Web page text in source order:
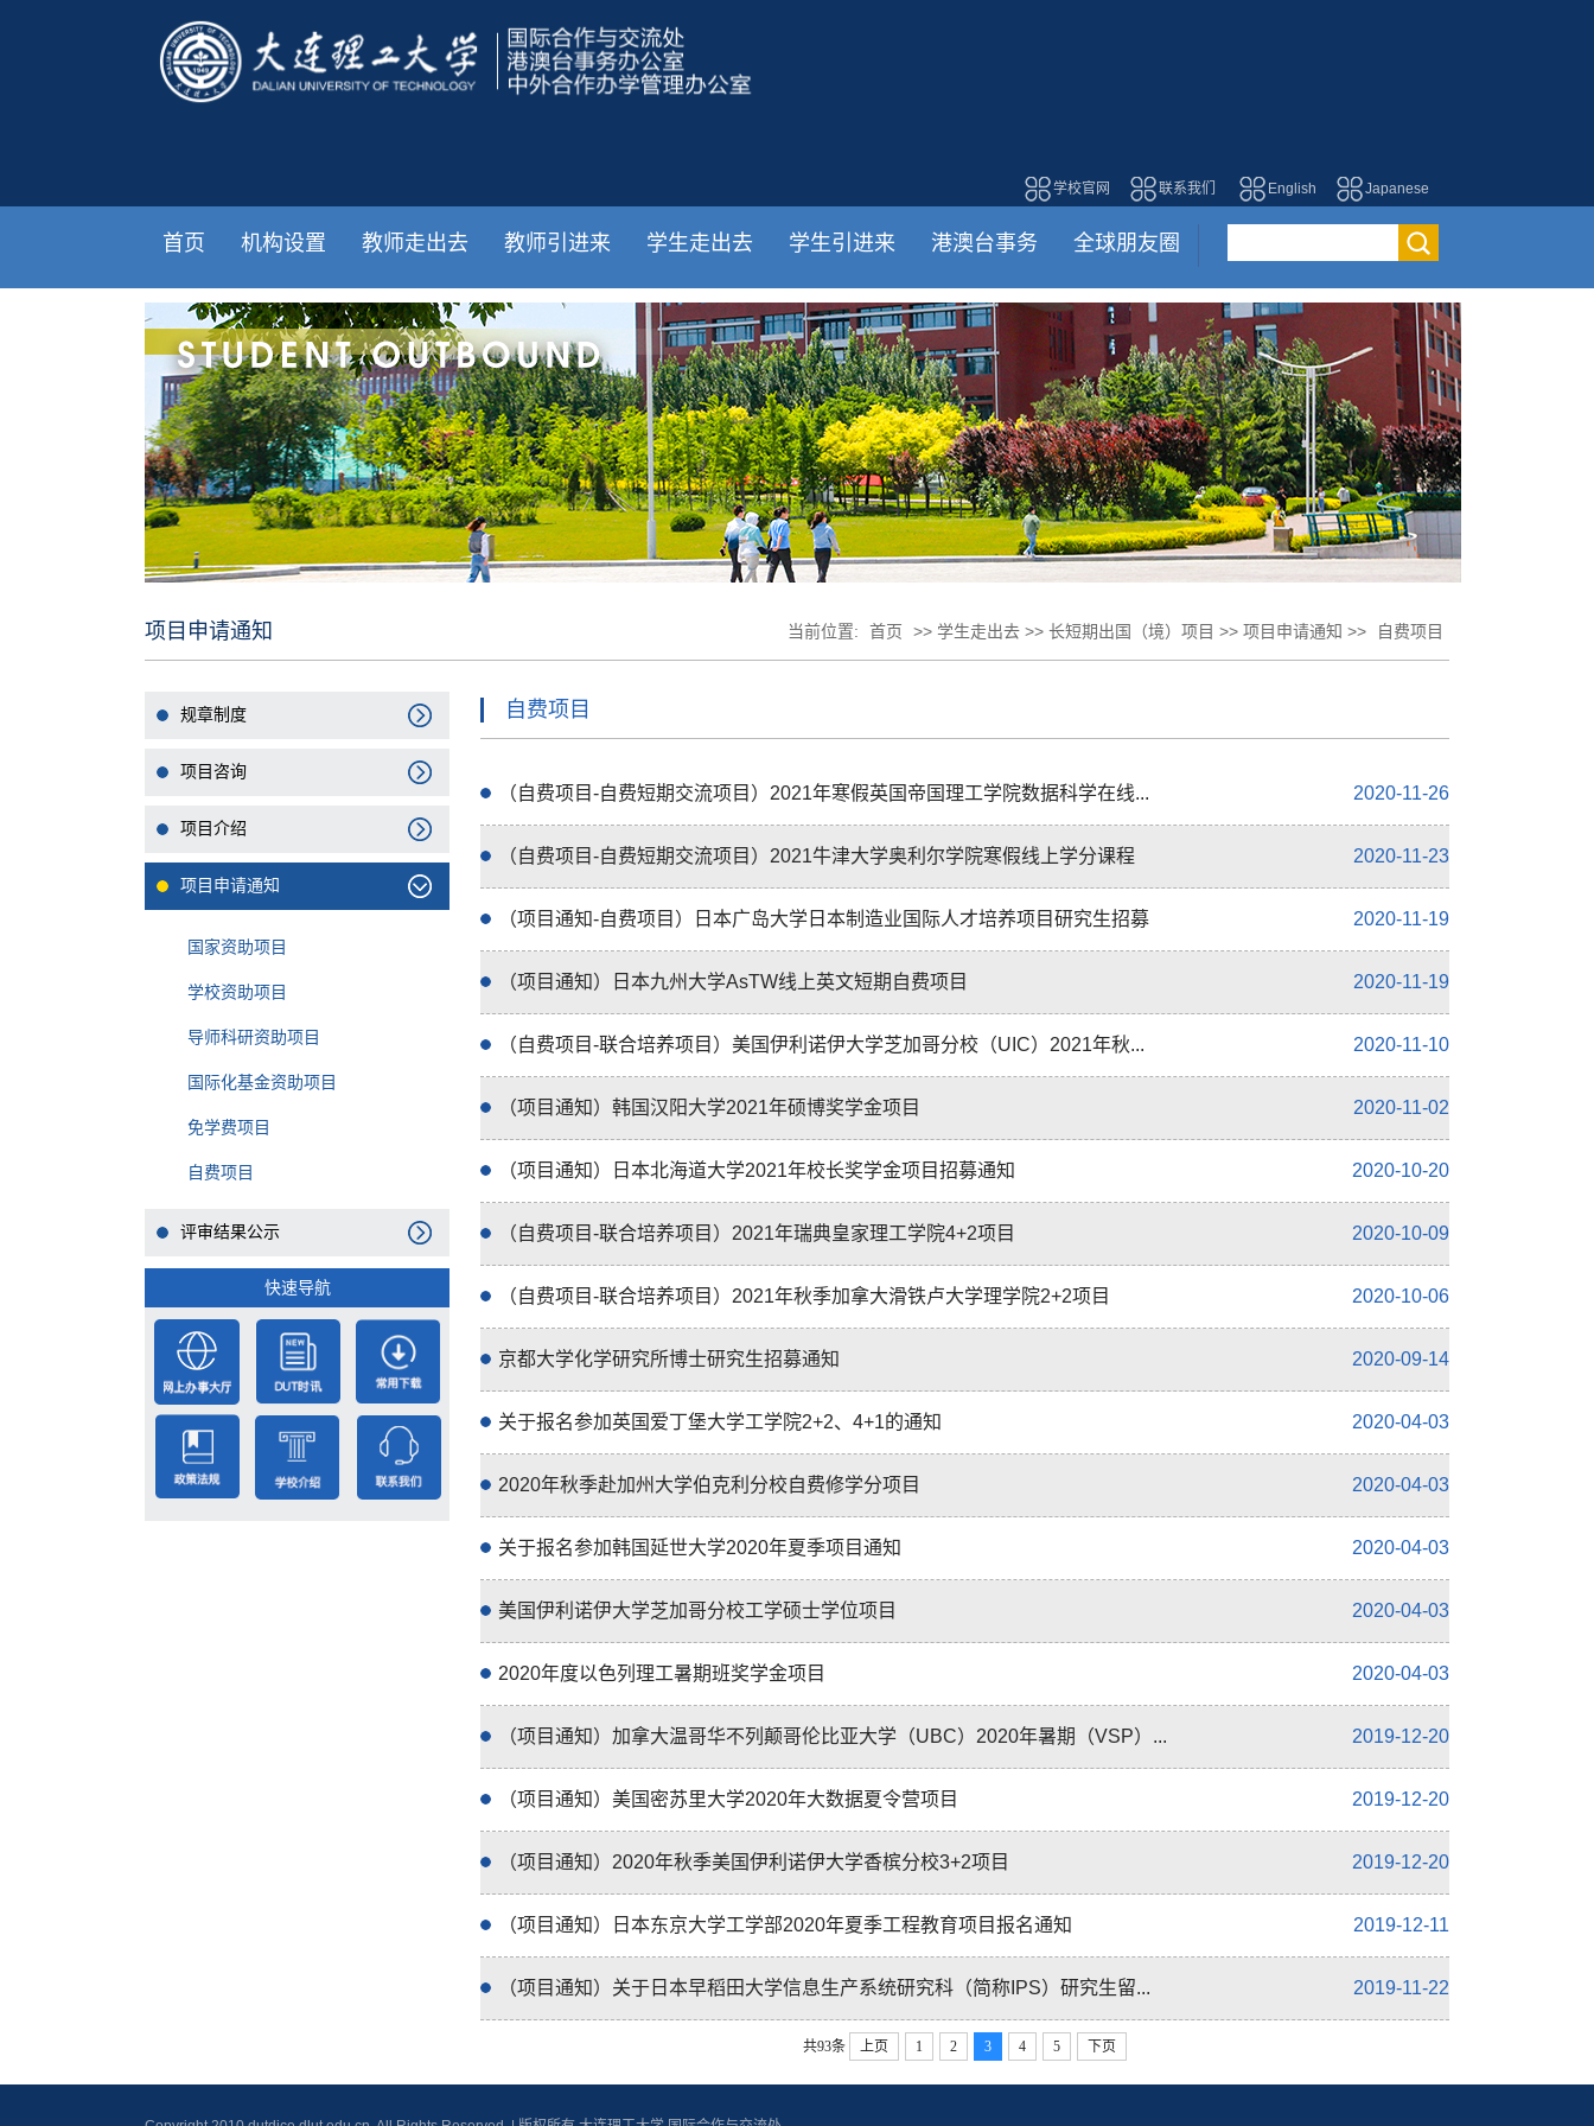
学校官网 联系我们 English Japanese
首页 机构设置 教师走出去 教师引进来 学生走出去 学生引进来 港澳台事务 全球朋友圈
项目申请通知 当前位置: 首页 >> 学生走出去 >> 长短期出国（境）项目 >> 项目申请通知 >> 自费项目
规章制度
项目咨询
项目介绍
项目申请通知
国家资助项目
学校资助项目
导师科研资助项目
国际化基金资助项目
免学费项目
自费项目
评审结果公示
快速导航
自费项目
2020-11-26
（自费项目-自费短期交流项目）2021年寒假英国帝国理工学院数据科学在线...
2020-11-23
（自费项目-自费短期交流项目）2021牛津大学奥利尔学院寒假线上学分课程
2020-11-19
（项目通知-自费项目）日本广岛大学日本制造业国际人才培养项目研究生招募
2020-11-19
（项目通知）日本九州大学AsTW线上英文短期自费项目
2020-11-10
（自费项目-联合培养项目）美国伊利诺伊大学芝加哥分校（UIC）2021年秋...
2020-11-02
（项目通知）韩国汉阳大学2021年硕博奖学金项目
2020-10-20
（项目通知）日本北海道大学2021年校长奖学金项目招募通知
2020-10-09
（自费项目-联合培养项目）2021年瑞典皇家理工学院4+2项目
2020-10-06
（自费项目-联合培养项目）2021年秋季加拿大滑铁卢大学理学院2+2项目
2020-09-14
京都大学化学研究所博士研究生招募通知
2020-04-03
关于报名参加英国爱丁堡大学工学院2+2、4+1的通知
2020-04-03
2020年秋季赴加州大学伯克利分校自费修学分项目
2020-04-03
关于报名参加韩国延世大学2020年夏季项目通知
2020-04-03
美国伊利诺伊大学芝加哥分校工学硕士学位项目
2020-04-03
2020年度以色列理工暑期班奖学金项目
2019-12-20
（项目通知）加拿大温哥华不列颠哥伦比亚大学（UBC）2020年暑期（VSP）...
2019-12-20
（项目通知）美国密苏里大学2020年大数据夏令营项目
2019-12-20
（项目通知）2020年秋季美国伊利诺伊大学香槟分校3+2项目
2019-12-11
（项目通知）日本东京大学工学部2020年夏季工程教育项目报名通知
2019-11-22
（项目通知）关于日本早稻田大学信息生产系统研究科（简称IPS）研究生留...
共93条 上页 1 2 3 4 5 下页